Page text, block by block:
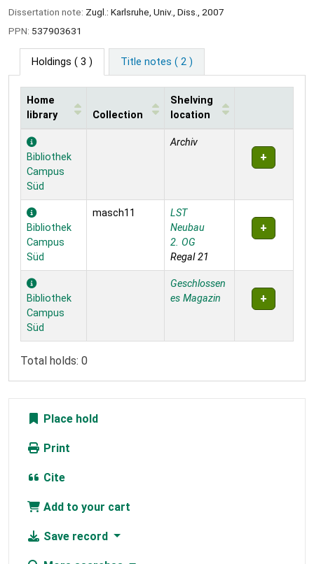
Dissertation note: Zugl.: Karlsruhe, Univ., Diss., 2007
PPN: 537903631
Holdings ( 3 ) Title notes ( 2 )
Holdings
Home
library
Collection
Shelving
location
Bibliothek
Campus
Süd
Archiv
Bibliothek
Campus
Süd
masch11
LST
Neubau
2. OG
Regal 21
Bibliothek
Campus
Süd
Geschlossen
es Magazin
Total holds: 0
Place hold
Print
Cite
Add to your cart
Save record